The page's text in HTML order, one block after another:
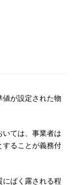
値が設定された物
いては、事業者は
することが義務付
にばく露される程